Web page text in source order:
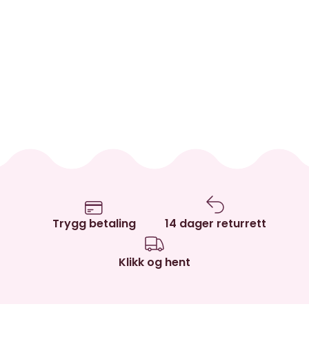
Trygg betaling 14 dager returrett
Klikk og hent